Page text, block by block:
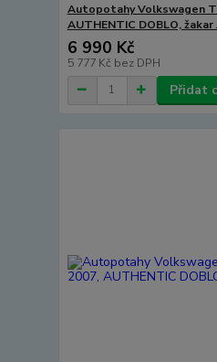
Autopotahy Volkswagen
AUTHENTIC DOBLO, žakar
6 990 Kč
5 777 Kč bez DPH
Přidat